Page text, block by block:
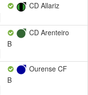
CD Allariz
CD Arenteiro
B
Ourense CF
B